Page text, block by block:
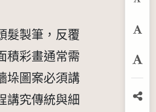
髮製筆，反覆
積彩畫通常需
垛圖案必須講
講究傳統與細
放
分